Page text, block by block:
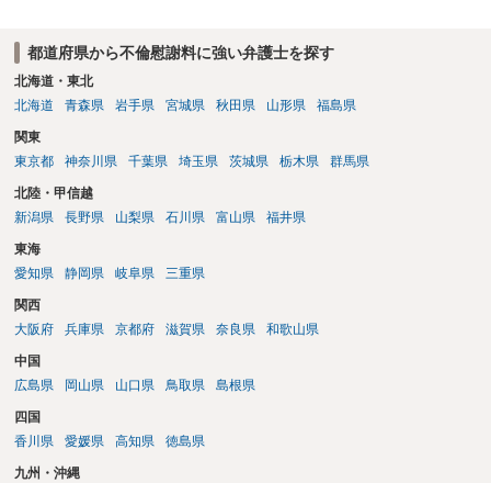
都道府県から不倫慰謝料に強い弁護士を探す
北海道・東北
北海道
青森県 岩手県 宮城県 秋田県 山形県 福島県
関東
東京都
神奈川県 千葉県 埼玉県 茨城県 栃木県 群馬県
北陸・甲信越
新潟県
長野県 山梨県 石川県 富山県 福井県
東海
愛知県
静岡県 岐阜県 三重県
関西
大阪府
兵庫県 京都府 滋賀県 奈良県 和歌山県
中国
広島県
岡山県 山口県 鳥取県 島根県
四国
香川県
愛媛県 高知県 徳島県
九州・沖縄